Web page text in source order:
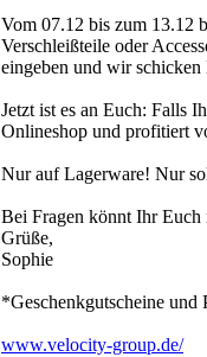
Vom 07.12 bis zum 13.12
Verschleißteile oder
eingeben und wir
Jetzt ist es an Euch: Falls
Onlineshop und profitiert
Nur auf Lagerware! Nur
Bei Fragen könnt Ihr
Grüße,
Sophie
*Geschenkgutscheine
www.velocity-group.de/